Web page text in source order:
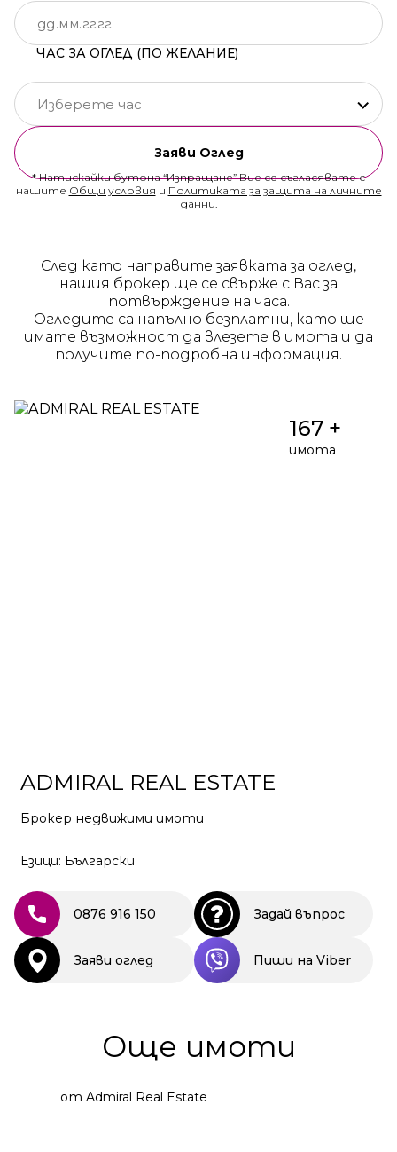
ЧАС ЗА ОГЛЕД (ПО ЖЕЛАНИЕ)
Изберете час
Заяви Оглед
* Натискайки бутона “Изпращане” Вие се съгласявате с
нашите Общи условия и Политиката за защита на личните
данни.
След като направите заявката за оглед,
нашия брокер ще се свърже с Вас за
потвърждение на часа.
Огледите са напълно безплатни, като ще
имате възможност да влезете в имота и да
получите по-подробна информация.
167 +
имота
ADMIRAL REAL ESTATE
Брокер недвижими имоти
Езици: Български
0876 916 150 Задай въпрос
Заяви оглед Пиши на Viber
Още имоти
от Admiral Real Estate